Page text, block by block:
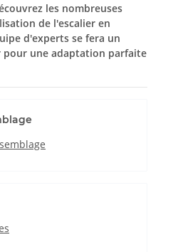
les nombreuses
de l'escalier en
d'experts se fera un
pour une adaptation parfaite